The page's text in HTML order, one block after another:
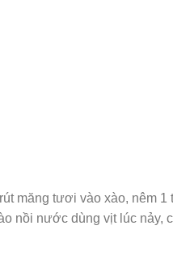
măng tươi vào xào, nêm
nồi nước dùng vịt lúc nảy,